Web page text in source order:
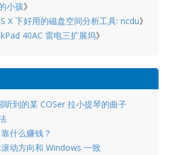
小孩》
X 下好用的磁盘空间分析工具: ncdu》
40AC 雷电三扩展坞》
听到的某 COSer 拉小提琴的曲子
什么赚钱？
动方向和 Windows 一致